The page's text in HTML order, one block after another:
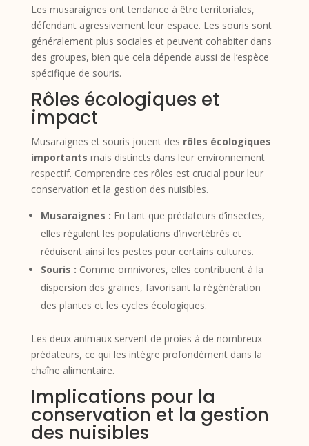
Les musaraignes ont tendance à être territoriales,
défendant agressivement leur espace. Les souris sont
généralement plus sociales et peuvent cohabiter dans
des groupes, bien que cela dépende aussi de l’espèce
spécifique de souris.
Rôles écologiques et
impact
Musaraignes et souris jouent des rôles écologiques
importants mais distincts dans leur environnement
respectif. Comprendre ces rôles est crucial pour leur
conservation et la gestion des nuisibles.
Musaraignes : En tant que prédateurs d’insectes,
elles régulent les populations d’invertébrés et
réduisent ainsi les pestes pour certains cultures.
Souris : Comme omnivores, elles contribuent à la
dispersion des graines, favorisant la régénération
des plantes et les cycles écologiques.
Les deux animaux servent de proies à de nombreux
prédateurs, ce qui les intègre profondément dans la
chaîne alimentaire.
Implications pour la
conservation et la gestion
des nuisibles